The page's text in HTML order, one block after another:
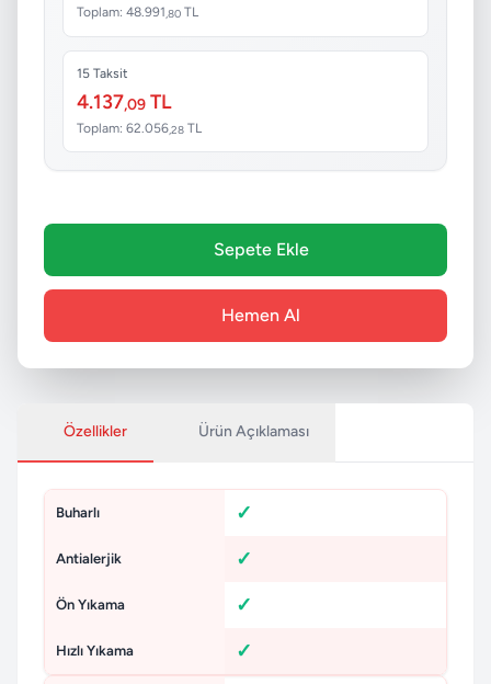
Toplam: 48.991,80 TL
15 Taksit
4.137,09 TL
Toplam: 62.056,28 TL
Sepete Ekle
Hemen Al
Özellikler Ürün Açıklaması
Buharlı
Antialerjik
Ön Yıkama
Hızlı Yıkama